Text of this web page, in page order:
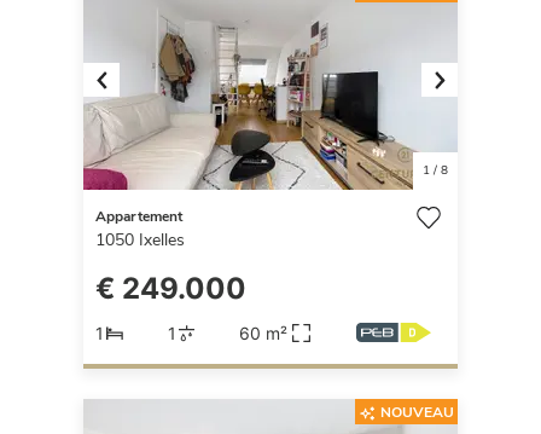
Previous Next
1/ 8
Appartement
1050 Ixelles
€ 249.000
1 1 60 m²
NOUVEAU